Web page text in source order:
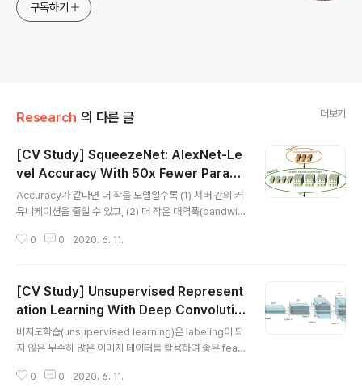
구독하기
Research 의 다른 글 더보기
[CV Study] SqueezeNet: AlexNet-Le
vel Accuracy With 50x Fewer Param
eters and <0.5MB Model Size
Accuracy가 같다면 더 작을 모델일수록 (1) 서버 간의 커
뮤니케이션을 줄일 수 있고, (2) 더 작은 대역폭(bandwid
사용에 용이하다. SqueezeNet은 ImageNet에서 Ale
용했을 때 AlexNet보다 510배 작은(
0 0 2020. 6. 11.
[CV Study] Unsupervised Represent
ation Learning With Deep Convolutio
nal Generative Adversarial Network
s
비지도학습(unsupervised learning)은 labeling이 되
지 않은 무수히 많은 이미지 데이터를 활용하여 좋은 feat
비지도학습 방식으로 GAN을 트레이닝 하여 좋은 image
0 0 2020. 6. 11.